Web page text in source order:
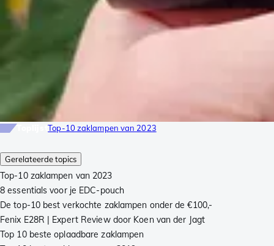
Gerelateerde topics
Top-10 zaklampen van 2023
8 essentials voor je EDC-pouch
De top-10 best verkochte zaklampen onder de €100,-
Fenix E28R | Expert Review door Koen van der Jagt
Top 10 beste oplaadbare zaklampen
ToplijstTop-10 zaklampen van 2023